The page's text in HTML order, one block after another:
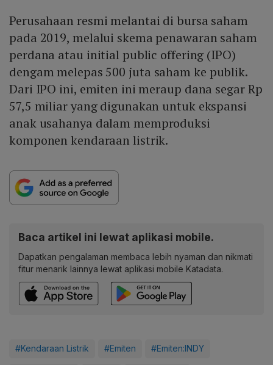
Perusahaan resmi melantai di bursa saham
pada 2019, melalui skema penawaran saham
perdana atau initial public offering (IPO)
dengam melepas 500 juta saham ke publik.
Dari IPO ini, emiten ini meraup dana segar Rp
57,5 miliar yang digunakan untuk ekspansi
anak usahanya dalam memproduksi
komponen kendaraan listrik.
Baca artikel ini lewat aplikasi mobile.
Dapatkan pengalaman membaca lebih nyaman dan nikmati
fitur menarik lainnya lewat aplikasi mobile Katadata.
#Kendaraan Listrik #Emiten #Emiten:INDY